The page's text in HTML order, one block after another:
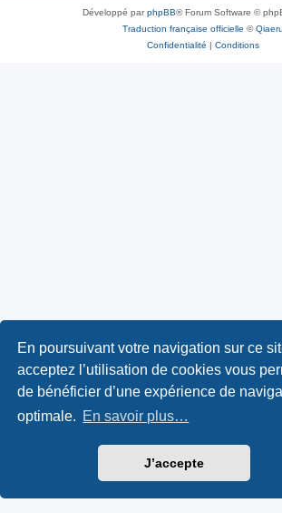
En poursuivant votre navigation sur ce
acceptez l’utilisation de cookies vous
de bénéficier d’une expérience de
optimale. En savoir plus…
J’accepte
Développé parphpBB® Forum Software ©
Traduction française officielle ©Qiaeru
Confidentialité | Conditions